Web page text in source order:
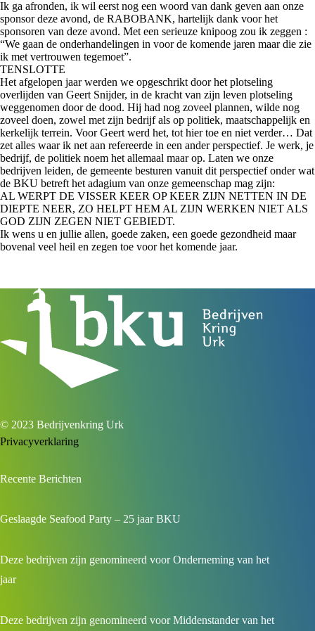
Ik ga afronden, ik wil eerst nog een woord van dank geven aan onze
sponsor deze avond, de RABOBANK, hartelijk dank voor het
sponsoren van deze avond. Met een serieuze knipoog zou ik zeggen :
“We gaan de onderhandelingen in voor de komende jaren maar die zie
ik met vertrouwen tegemoet”.
TENSLOTTE
Het afgelopen jaar werden we opgeschrikt door het plotseling
overlijden van Geert Snijder, in de kracht van zijn leven plotseling
weggenomen door de dood. Hij had nog zoveel plannen, wilde nog
zoveel doen, zowel met zijn bedrijf als op politiek, maatschappelijk en
kerkelijk terrein. Voor Geert werd het, tot hier toe en niet verder… Dat
zet alles waar ik net aan refereerde in een ander perspectief. Je werk, je
bedrijf, de politiek noem het allemaal maar op. Laten we onze
bedrijven leiden, de gemeente besturen vanuit dit perspectief onder wat
de BKU betreft het adagium van onze gemeenschap mag zijn:
AL WERPT DE VISSER KEER OP KEER ZIJN NETTEN IN DE
DIEPTE NEER, ZO HELPT HEM AL ZIJN WERKEN NIET ALS
GOD ZIJN ZEGEN NIET GEBIEDT.
Ik wens u en jullie allen, goede zaken, een goede gezondheid maar
bovenal veel heil en zegen toe voor het komende jaar.
© 2023 Bedrijvenkring Urk
Privacyverklaring
Recente Berichten
Geslaagde Seafood Party – 25 jaar BKU
Deze bedrijven zijn genomineerd voor Onderneming van het
jaar
Deze bedrijven zijn genomineerd voor Middenstander van het